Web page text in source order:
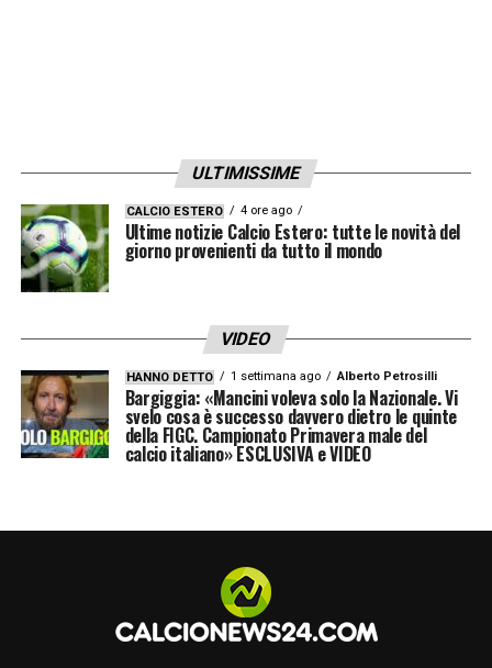
ULTIMISSIME
CALCIO ESTERO 4 ore ago
Ultime notizie Calcio Estero: tutte le novità del
giorno provenienti da tutto il mondo
VIDEO
HANNO DETTO 1 settimana ago Alberto Petrosilli
Bargiggia: «Mancini voleva solo la Nazionale. Vi
svelo cosa è successo davvero dietro le quinte
della FIGC. Campionato Primavera male del
calcio italiano» ESCLUSIVA e VIDEO